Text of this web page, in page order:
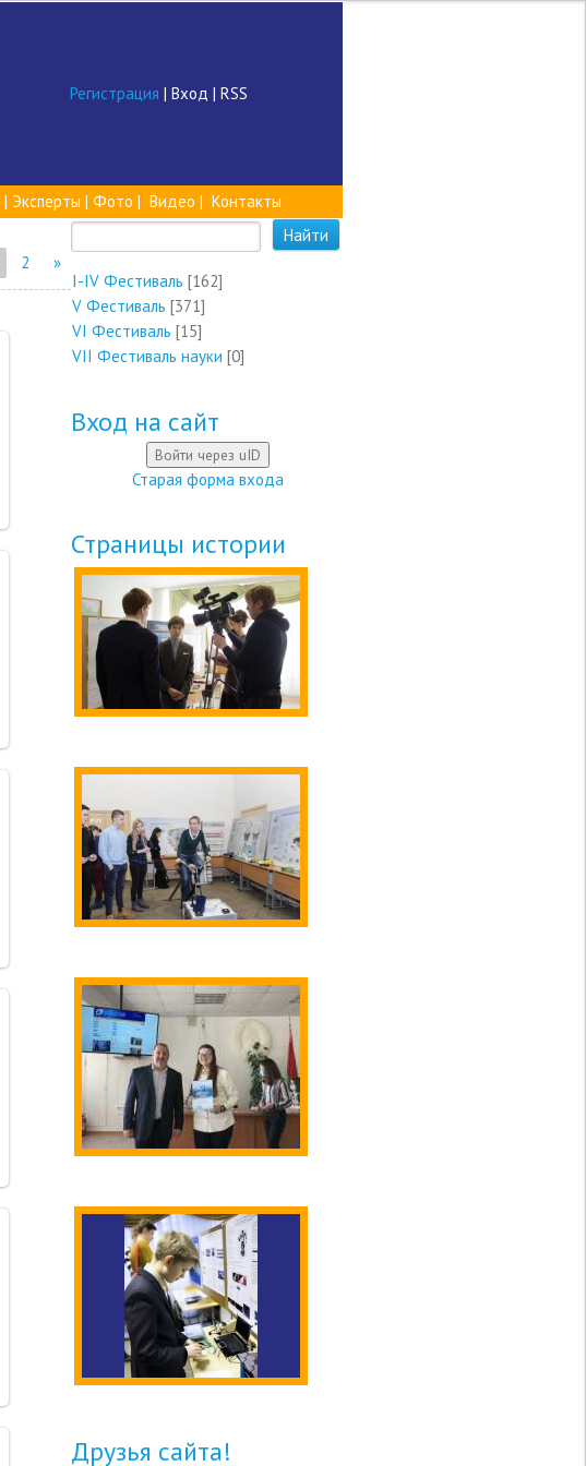
Регистрация | Вход | RSS
| Эксперты | Фото | Видео | Контакты
2 »
I-IV Фестиваль [162]
V Фестиваль [371]
VI Фестиваль [15]
VII Фестиваль науки [0]
Вход на сайт
Войти через uID
Старая форма входа
Страницы истории
Друзья сайта!